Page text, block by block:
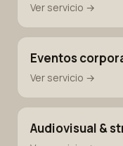
Ver servicio →
Eventos
Ver servicio →
Audiovisual &